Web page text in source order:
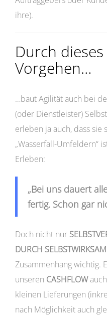
ihre).
Durch
Vorgehen…
…baut Agilität auch bei
(oder Dienstleister)
erleben ja auch, dass sie
„Wasserfall-Umfeldern“
Erleben:
„Bei uns dauert
fertig. Schon gar
Doch nicht nur
DURCH
Zusammenhang wichtig.
unseren CASHFLOWauch
kleinen Lieferungen
nach Möglichkeit auch